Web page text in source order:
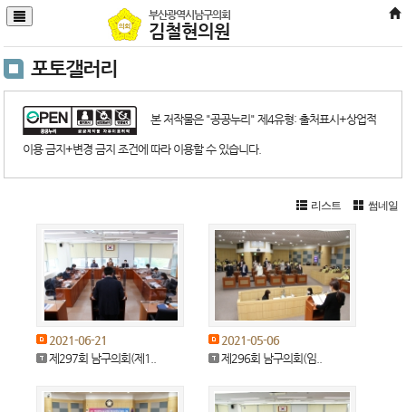
본문바로가기
부산광역시남구의회
김철현의원
포토갤러리
본 저작물은 "공공누리" 제4유형: 출처표시+상업적
이용 금지+변경 금지 조건에 따라 이용할 수 있습니다.
리스트 썸네일
2021-06-21
제297회 남구의회(제1..
2021-05-06
제296회 남구의회(임..